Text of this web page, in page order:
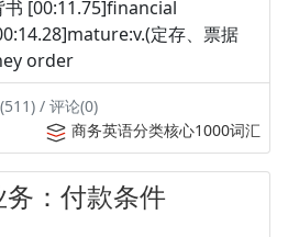
[00:11.75]financial
定存、票据
order
/ 评论(0)
商务英语分类核心1000词汇
：付款条件